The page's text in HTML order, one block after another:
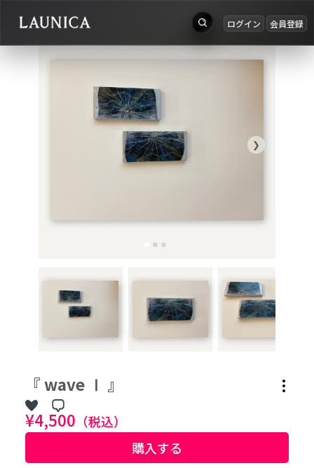
ログイン 会員登録
作品＋アーティスト
キーワード
作品タグ
お知らせ
ログイン
会員登録 ❯
『 wave Ⅰ 』
¥4,500 （税込）
購入する